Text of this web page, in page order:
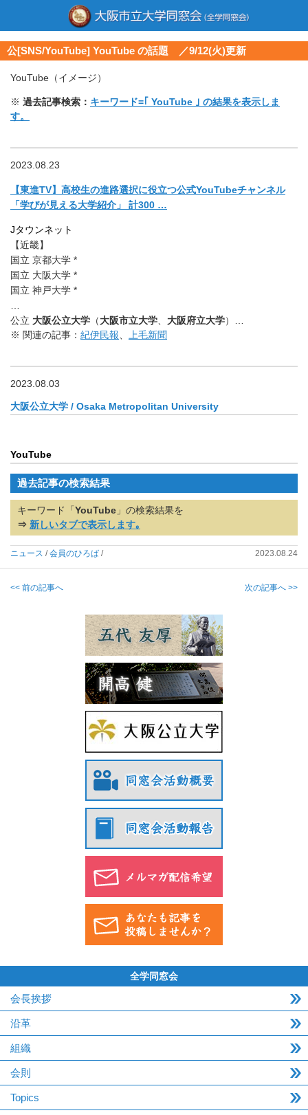
公[SNS/YouTube] YouTube の話題 ／9/12(火)更新
YouTube（イメージ）
※ 過去記事検索： キーワード=｢ YouTube ｣ の結果を表示しま
す。
2023.08.23
【東進TV】 高校生の進路選択に役立つ公式YouTubeチャンネル
「学びが見える大学紹介」 計300 …
Jタウンネット
【近畿】
国立 京都大学 *
国立 大阪大学 *
国立 神戸大学 *
公立 大阪公立大学 （大阪市立大学 大阪府立大学）…
※ 関連の記事： 紀伊民報 上毛新聞
2023.08.03
大阪公立大学 / Osaka Metropolitan University
YouTube
過去記事の検索結果
キーワード「 YouTube 」の検索結果を
⇒ 新しいタブで表示します｡
ニュース /会員のひろば / 2023.08.24
<< 前の記事へ 次の記事へ >>
全学同窓会
会長挨拶
沿革
組織
会則
Topics